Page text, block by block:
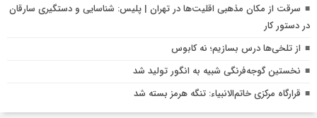
سرقت از مکان مذهبی اقلیت‌ها در تهران | پلیس: شناسایی و دستگیری سارقان
در دستور کار
از تلخی‌ها درس بسازیم؛ نه کابوس
نخستین گوجه‌فرنگی شبیه به انگور تولید شد
قرارگاه مرکزی خاتم‌الانبیاء: تنگه هرمز بسته شد